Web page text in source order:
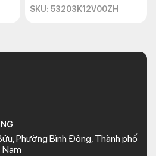
SKU: 53203K12V00ZH
Phường Bình Đông, Thành phố
Nam